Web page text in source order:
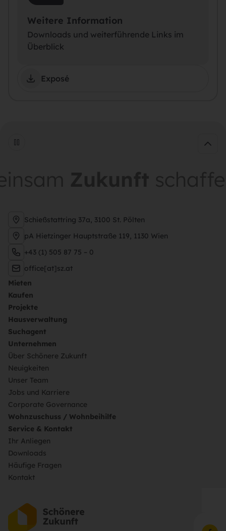
Weitere Information
Downloads und weiterführende Links im
Überblick
Exposé
Schießstattring 37a, 3100 St. Pölten
pA Hietzinger Hauptstraße 119, 1130 Wien
+43 (1) 505 87 75 – 0
office[at]sz.at
Mieten
Kaufen
Projekte
Hausverwaltung
Suchagent
Unternehmen
Über Schönere Zukunft
Neuigkeiten
Unser Team
Jobs und Karriere
Corporate Governance
Wohnzuschuss / Wohnbeihilfe
Service & Kontakt
Ihr Anliegen
Downloads
Häufige Fragen
Kontakt